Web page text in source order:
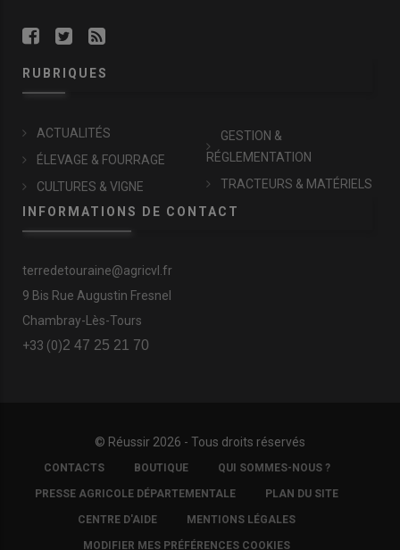
RUBRIQUES
ACTUALITÉS
ÉLEVAGE & FOURRAGE
CULTURES & VIGNE
GESTION &
RÉGLEMENTATION
TRACTEURS & MATÉRIELS
INFORMATIONS DE CONTACT
terredetouraine@agricvl.fr
9 Bis Rue Augustin Fresnel
Chambray-Lès-Tours
+33 (0)2 47 25 21 70
© Réussir 2026 - Tous droits réservés
FOOTER
COPYRIGHT
CONTACTS BOUTIQUE QUI SOMMES-NOUS ?
PRESSE AGRICOLE DÉPARTEMENTALE PLAN DU SITE
CENTRE D'AIDE MENTIONS LÉGALES
MODIFIER MES PRÉFÉRENCES COOKIES